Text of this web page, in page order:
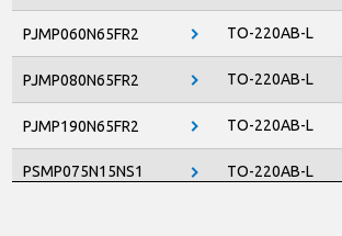
PJMP060N65FR2
PJMP080N65FR2
PJMP190N65FR2
PSMP075N15NS1
TO-220AB-L
TO-220AB-L
TO-220AB-L
TO-220AB-L